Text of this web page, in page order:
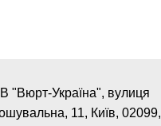
"Вюрт-Україна", вулиця
11, Київ, 02099,